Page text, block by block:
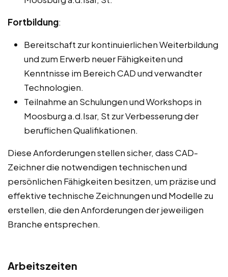
Fortbildung:
Bereitschaft zur kontinuierlichen Weiterbildung
und zum Erwerb neuer Fähigkeiten und
Kenntnisse im Bereich CAD und verwandter
Technologien.
Teilnahme an Schulungen und Workshops in
Moosburg a.d.Isar, St zur Verbesserung der
beruflichen Qualifikationen.
Diese Anforderungen stellen sicher, dass CAD-
Zeichner die notwendigen technischen und
persönlichen Fähigkeiten besitzen, um präzise und
effektive technische Zeichnungen und Modelle zu
erstellen, die den Anforderungen der jeweiligen
Branche entsprechen.
Arbeitszeiten